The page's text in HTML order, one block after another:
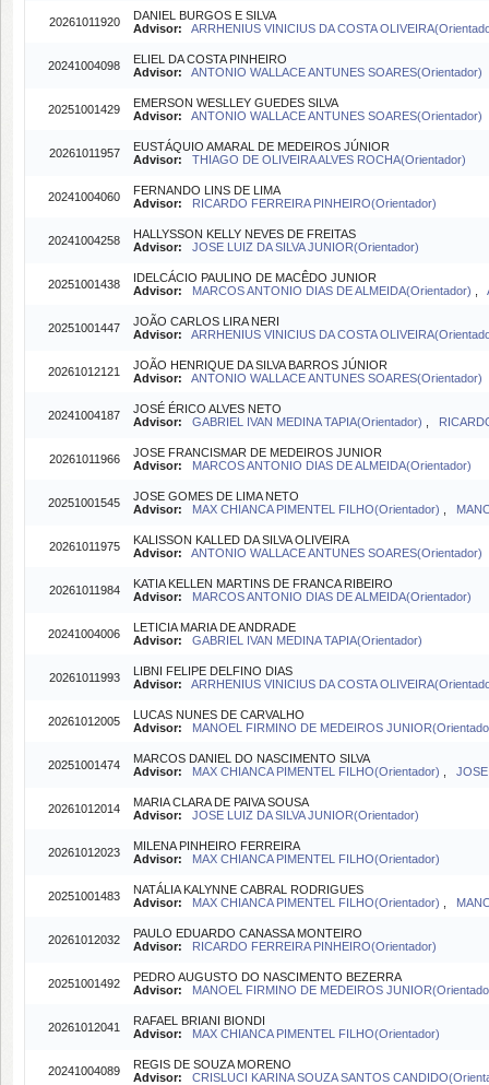
20261011920
DANIEL BURGOS E SILVA
Advisor:
ARRHENIUS VINICIUS DA COSTA
20241004098
ELIEL DA COSTA PINHEIRO
Advisor:
ANTONIO WALLACE ANTUNES SOARES(Orientador)
20251001429
EMERSON WESLLEY GUEDES SILVA
Advisor:
ANTONIO WALLACE ANTUNES SOARES(Orientador)
20261011957
EUSTÁQUIO AMARAL DE MEDEIROS JÚNIOR
Advisor:
THIAGO DE OLIVEIRA ALVES ROCHA(Orientador)
20241004060
FERNANDO LINS DE LIMA
Advisor:
RICARDO FERREIRA PINHEIRO(Orientador)
20241004258
HALLYSSON KELLY NEVES DE FREITAS
Advisor:
JOSE LUIZ DA SILVA JUNIOR(Orientador)
20251001438
IDELCÁCIO PAULINO DE MACÊDO JUNIOR
Advisor:
MARCOS ANTONIO DIAS DE ALMEIDA(Orientador)
20251001447
JOÃO CARLOS LIRA NERI
Advisor:
ARRHENIUS VINICIUS DA COSTA
20261012121
JOÃO HENRIQUE DA SILVA BARROS JÚNIOR
Advisor:
ANTONIO WALLACE ANTUNES SOARES(Orientador)
20241004187
JOSÉ ÉRICO ALVES NETO
Advisor:
GABRIEL IVAN MEDINA TAPIA(Orientador)
20261011966
JOSE FRANCISMAR DE MEDEIROS JUNIOR
Advisor:
MARCOS ANTONIO DIAS DE ALMEIDA(Orientador)
20251001545
JOSE GOMES DE LIMA NETO
Advisor:
MAX CHIANCA PIMENTEL FILHO(Orientador)
20261011975
KALISSON KALLED DA SILVA OLIVEIRA
Advisor:
ANTONIO WALLACE ANTUNES SOARES(Orientador)
20261011984
KATIA KELLEN MARTINS DE FRANCA RIBEIRO
Advisor:
MARCOS ANTONIO DIAS DE ALMEIDA(Orientador)
20241004006
LETICIA MARIA DE ANDRADE
Advisor:
GABRIEL IVAN MEDINA TAPIA(Orientador)
20261011993
LIBNI FELIPE DELFINO DIAS
Advisor:
ARRHENIUS VINICIUS DA COSTA
20261012005
LUCAS NUNES DE CARVALHO
Advisor:
MANOEL FIRMINO DE MEDEIROS
20251001474
MARCOS DANIEL DO NASCIMENTO SILVA
Advisor:
MAX CHIANCA PIMENTEL FILHO(Orientador)
20261012014
MARIA CLARA DE PAIVA SOUSA
Advisor:
JOSE LUIZ DA SILVA JUNIOR(Orientador)
20261012023
MILENA PINHEIRO FERREIRA
Advisor:
MAX CHIANCA PIMENTEL FILHO(Orientador)
20251001483
NATÁLIA KALYNNE CABRAL RODRIGUES
Advisor:
MAX CHIANCA PIMENTEL FILHO(Orientador)
20261012032
PAULO EDUARDO CANASSA MONTEIRO
Advisor:
RICARDO FERREIRA PINHEIRO(Orientador)
20251001492
PEDRO AUGUSTO DO NASCIMENTO BEZERRA
Advisor:
MANOEL FIRMINO DE MEDEIROS
20261012041
RAFAEL BRIANI BIONDI
Advisor:
MAX CHIANCA PIMENTEL FILHO(Orientador)
20241004089
REGIS DE SOUZA MORENO
Advisor:
CRISLUCI KARINA SOUZA SANTOS